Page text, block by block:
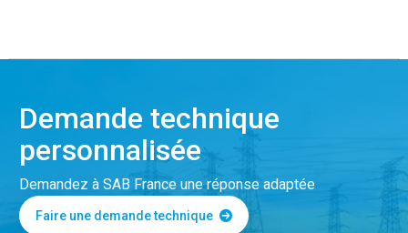
Demande technique
personnalisée
Demandez à SAB France une réponse adaptée
Faire une demande technique